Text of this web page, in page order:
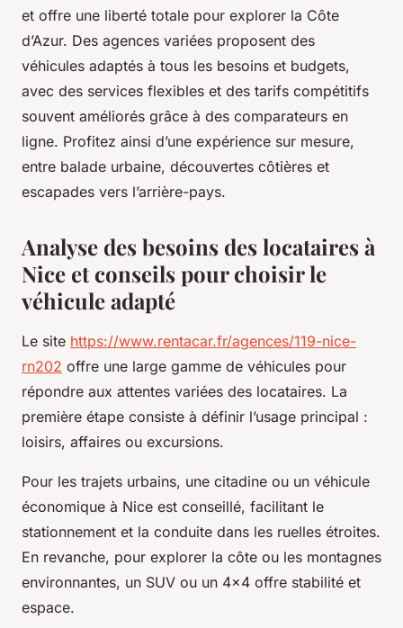
et offre une liberté totale pour explorer la Côte
d’Azur. Des agences variées proposent des
véhicules adaptés à tous les besoins et budgets,
avec des services flexibles et des tarifs compétitifs
souvent améliorés grâce à des comparateurs en
ligne. Profitez ainsi d’une expérience sur mesure,
entre balade urbaine, découvertes côtières et
escapades vers l’arrière-pays.
Analyse des besoins des locataires à
Nice et conseils pour choisir le
véhicule adapté
Le site https://www.rentacar.fr/agences/119-nice-
rn202 offre une large gamme de véhicules pour
répondre aux attentes variées des locataires. La
première étape consiste à définir l’usage principal :
loisirs, affaires ou excursions.
Pour les trajets urbains, une citadine ou un véhicule
économique à Nice est conseillé, facilitant le
stationnement et la conduite dans les ruelles étroites.
En revanche, pour explorer la côte ou les montagnes
environnantes, un SUV ou un 4x4 offre stabilité et
espace.